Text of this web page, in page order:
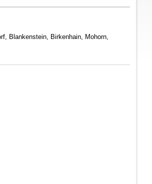
Blankenstein, Birkenhain, Mohorn,